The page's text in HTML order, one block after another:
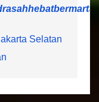
Selatan